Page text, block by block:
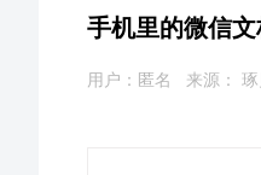
手机里的微信
用户：匿名 来源：